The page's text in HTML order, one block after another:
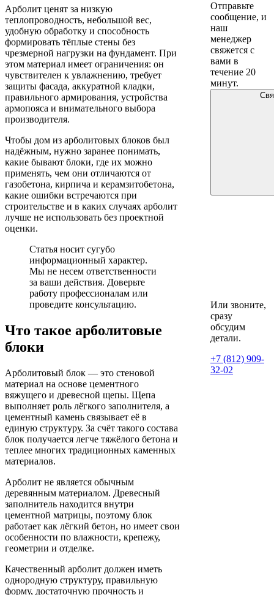
Арболит ценят за низкую
теплопроводность, небольшой вес,
удобную обработку и способность
формировать тёплые стены без
чрезмерной нагрузки на фундамент. При
этом материал имеет ограничения: он
чувствителен к увлажнению, требует
защиты фасада, аккуратной кладки,
правильного армирования, устройства
армопояса и внимательного выбора
производителя.
Чтобы дом из арболитовых блоков был
надёжным, нужно заранее понимать,
какие бывают блоки, где их можно
применять, чем они отличаются от
газобетона, кирпича и керамзитобетона,
какие ошибки встречаются при
строительстве и в каких случаях арболит
лучше не использовать без проектной
оценки.
Статья носит сугубо
информационный характер.
Мы не несем ответственности
за ваши действия. Доверьте
работу профессионалам или
проведите консультацию.
Что такое арболитовые
блоки
Арболитовый блок — это стеновой
материал на основе цементного
вяжущего и древесной щепы. Щепа
выполняет роль лёгкого заполнителя, а
цементный камень связывает её в
единую структуру. За счёт такого состава
блок получается легче тяжёлого бетона и
теплее многих традиционных каменных
материалов.
Арболит не является обычным
деревянным материалом. Древесный
заполнитель находится внутри
цементной матрицы, поэтому блок
работает как лёгкий бетон, но имеет свои
особенности по влажности, крепежу,
геометрии и отделке.
Качественный арболит должен иметь
однородную структуру, правильную
форму, достаточную прочность и
Отправьте
сообщение, и
наш
менеджер
свяжется с
вами в
течение 20
минут.
Или звоните,
сразу
обсудим
детали.
+7 (812) 909-
32-02